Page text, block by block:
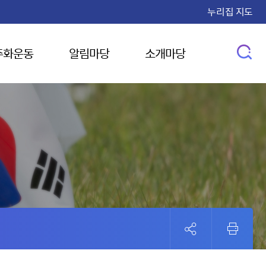
누리집 지도
운동 알림마당 소개마당